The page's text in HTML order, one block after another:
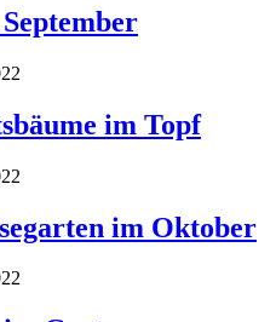
im Topf
im Oktober